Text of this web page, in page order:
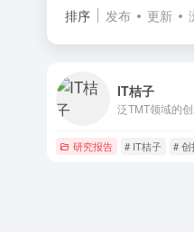
排序 发布 更新
IT桔子
泛TMT领域的
研究报告 # IT桔子 # 创